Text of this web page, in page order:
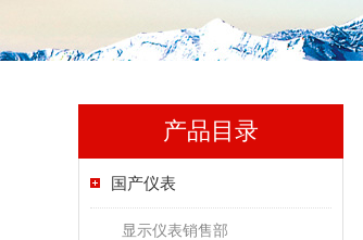
产品目录
国产仪表
显示仪表销售部